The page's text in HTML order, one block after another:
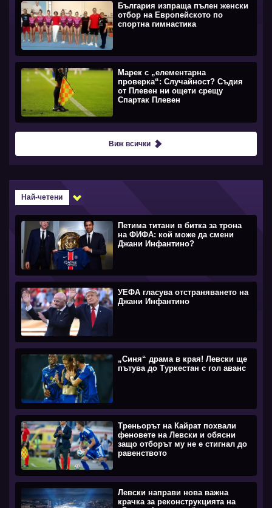
България изпраща пълен женски
отбор на Европейското по
спортна гимнастика
Марек с „елементарна
проверка“: Случайност? Съдия
от Плевен ни ощети срещу
Спартак Плевен
Виж всички
Най-четени
Петима титани в битка за трона
на ФИФА: кой може да смени
Джани Инфантино?
УЕФА гласува отстраняването на
Джани Инфантино
„Синя“ драма в края! Левски ще
пътува до Туркестан с гол аванс
Треньорът на Кайрат похвали
феновете на Левски и обясни
защо отборът му не е стигнал до
равенството
Левски направи нова важна
крачка за реконструкцията на